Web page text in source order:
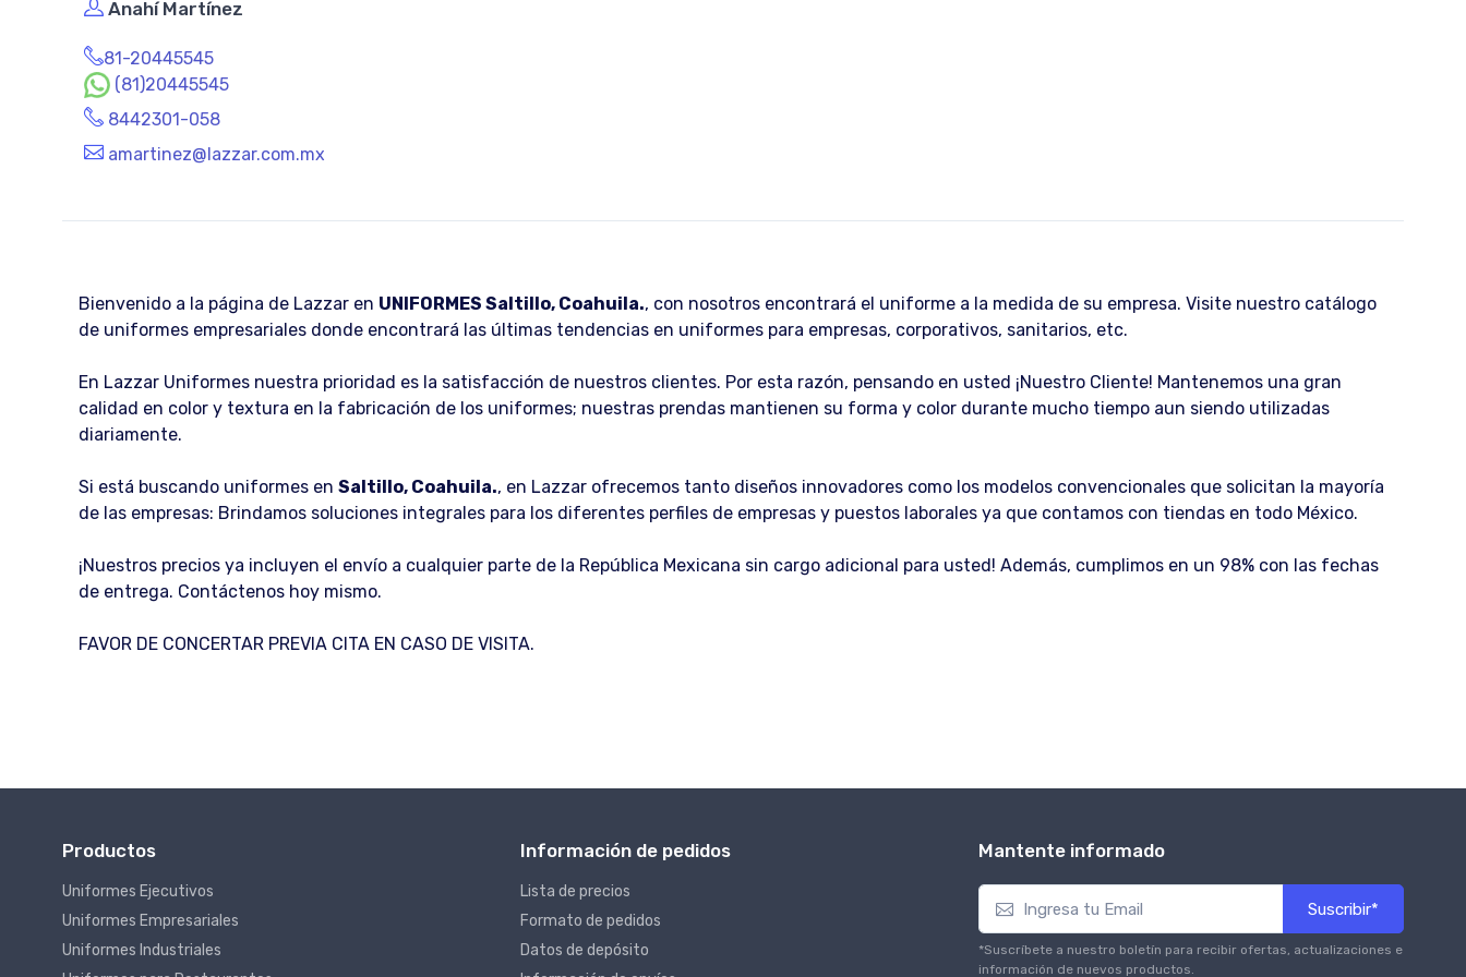
Anahí Martínez
81-20445545
(81)20445545
8442301-058
amartinez@lazzar.com.mx
Bienvenido a la página de Lazzar en UNIFORMES Saltillo, Coahuila., con nosotros encontrará el uniforme a la medida de su empresa. Visite nuestro catálogo
de uniformes empresariales donde encontrará las últimas tendencias en uniformes para empresas, corporativos, sanitarios, etc.
En Lazzar Uniformes nuestra prioridad es la satisfacción de nuestros clientes. Por esta razón, pensando en usted ¡Nuestro Cliente! Mantenemos una gran
calidad en color y textura en la fabricación de los uniformes; nuestras prendas mantienen su forma y color durante mucho tiempo aun siendo utilizadas
diariamente.
Si está buscando uniformes en Saltillo, Coahuila., en Lazzar ofrecemos tanto diseños innovadores como los modelos convencionales que solicitan la mayoría
de las empresas: Brindamos soluciones integrales para los diferentes perfiles de empresas y puestos laborales ya que contamos con tiendas en todo México.
¡Nuestros precios ya incluyen el envío a cualquier parte de la República Mexicana sin cargo adicional para usted! Además, cumplimos en un 98% con las fechas
de entrega. Contáctenos hoy mismo.
FAVOR DE CONCERTAR PREVIA CITA EN CASO DE VISITA.
Productos
Uniformes Ejecutivos
Uniformes Empresariales
Uniformes Industriales
Información de pedidos
Lista de precios
Formato de pedidos
Datos de depósito
Mantente informado
Suscribir*
*Suscríbete a nuestro boletín para recibir ofertas, actualizaciones e
información de nuevos productos.